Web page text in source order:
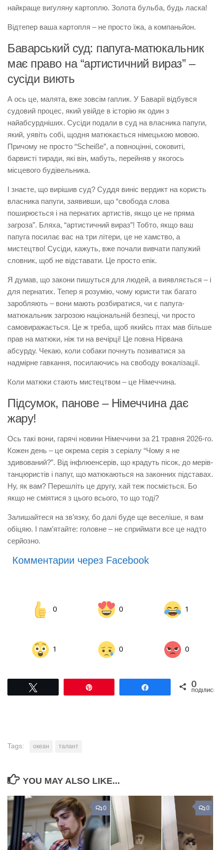
найкраще вигуляну картоплю. Золота бульба, будь ласка!
Відтепер ваша картопля – не просто їжа, а компаньйон.
Баварський суд: папуга-матюкальник
має право на “артистичний вираз” –
сусіди виють
А ось це, малята, вже зовсім гаплик. У Баварії відбувся
судовий процес, який увійде в історію як один з
найабсурдніших. Сусіди подали в суд на власника папуги,
який, уявіть собі, щодня матюкається німецькою мовою.
Причому не просто “Scheiße”, а повноцінні, соковиті,
барвисті тиради, які він, мабуть, перейняв у якогось
місцевого будівельника.
І знаєте, що вирішив суд? Суддя виніс вердикт на користь
власника папуги, заявивши, що “свобода слова
поширюється і на пернатих артистів, якщо це не пряма
загроза”. Бляха, “артистичний вираз”! Тобто, якщо ваш
папуга посилає вас на три літери, це не хамство, а
мистецтво! Сусіди, кажуть, вже почали вивчати папужий
словник, щоб не відставати. Це просто епік.
Я думав, що закони пишуться для людей, а виявляється – і
для пернатих. Тепер я розумію, чому юристи так багато
заробляють – вони мають розбиратися, чи є папуга-
матюкальник загрозою національній безпеці, чи просто
самовиражається. Це ж треба, щоб якийсь птах мав більше
прав на матюки, ніж ти на вечірці! Це повна Нірвана
абсурду. Чекаю, коли собаки почнуть позиватися за
надмірне гавкання, посилаючись на свободу вокалізації.
Коли матюки стають мистецтвом – це Німеччина.
Підсумок, панове – Німеччина дає
жару!
Ось такі вони, гарячі новини Німеччини за 21 травня 2026-го.
Кожен день – це окрема серія з серіалу “Чому я не
здивований?”. Від інфлюенсерів, що крадуть пісок, до мерів-
танцюристів і папуг, що матюкаються на законних підставах.
Ну, як вам? Перешліть це другу, хай теж посміється. Бо
якщо не сміятися з цього всього, то що тоді?
Залишайтеся на зв’язку, бо далі буде ще веселіше, я вам
обіцяю. І пам’ятайте: головне – не сприймати все це надто
серйозно.
Комментарии через Facebook
0 0 1
1 0 0
Поділитися0
ПОДІЛИСЬ
Tags: океан талант
YOU MAY ALSO LIKE...
0 0